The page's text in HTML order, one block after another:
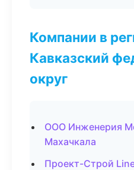
Компании в
Кавказский
округ
ООО Инженерия
Махачкала
Проект-Строй